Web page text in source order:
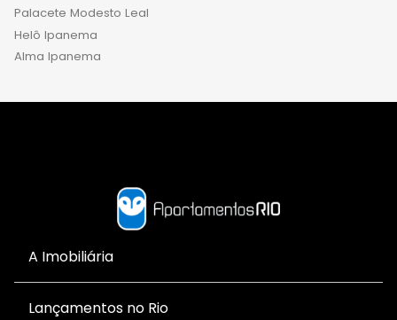
Palacete Modesto Leal
Helô Ipanema
Alma Ipanema
A Imobiliária
Lançamentos no Rio